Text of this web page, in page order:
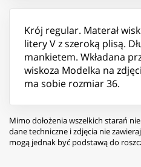
Krój regular. Materał
litery V z szeroką plisą.
mankietem. Wkładana
wiskoza Modelka na
ma sobie rozmiar 36.
Mimo dołożenia wszelkich starań
dane techniczne i zdjęcia nie
mogą jednak być podstawą do